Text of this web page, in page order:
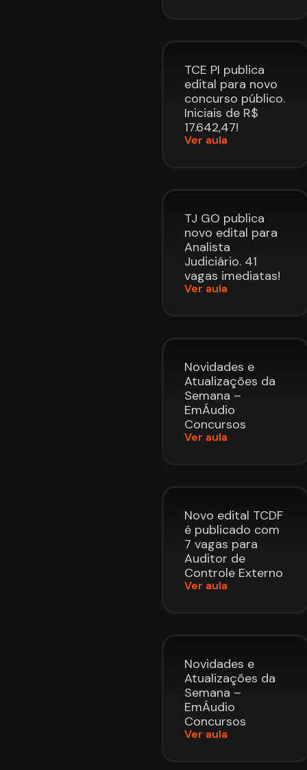
TCE PI publica
edital para novo
concurso público.
Iniciais de R$
17.642,47!
Ver aula
TJ GO publica
novo edital para
Analista
Judiciário. 41
vagas imediatas!
Ver aula
Novidades e
Atualizações da
Semana –
EmÁudio
Concursos
Ver aula
Novo edital TCDF
é publicado com
7 vagas para
Auditor de
Controle Externo
Ver aula
Novidades e
Atualizações da
Semana –
EmÁudio
Concursos
Ver aula